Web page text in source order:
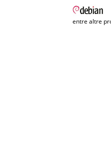
entre altre